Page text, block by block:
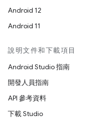
Android 12
Android 11
說明文件和下載項目
Android Studio 指南
開發人員指南
API 參考資料
下載 Studio